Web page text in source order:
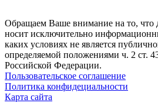
Обращаем Ваше внимание на то, что
носит исключительно
каких условиях не является
определяемой положениями ч. 2 ст.
Российской Федерации.
Пользовательское соглашение
Политика конфидециальности
Карта сайта